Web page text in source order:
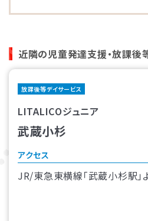
近隣の児童発達支援・放課後
放課後等デイサービス
LITALICOジュニア
武蔵小杉
アクセス
JR/東急東横線「武蔵小杉駅」